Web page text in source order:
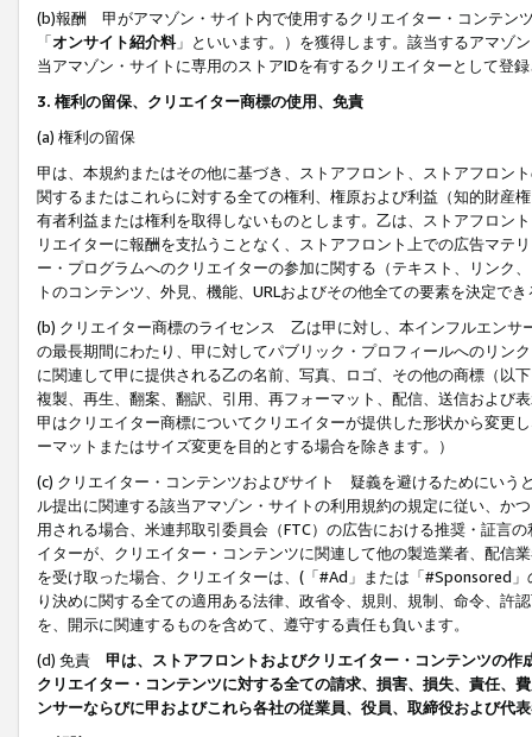
(b)報酬 甲がアマゾン・サイト内で使用するクリエイター・コンテン
「オンサイト紹介料」といいます。）を獲得します。該当するアマゾ
当アマゾン・サイトに専用のストアIDを有するクリエイターとして登
3. 権利の留保、クリエイター商標の使用、免責
(a) 権利の留保
甲は、本規約またはその他に基づき、ストアフロント、ストアフロン
関するまたはこれらに対する全ての権利、権原および利益（知的財産
有者利益または権利を取得しないものとします。乙は、ストアフロン
リエイターに報酬を支払うことなく、ストアフロント上での広告マテ
ー・プログラムへのクリエイターの参加に関する（テキスト、リンク
トのコンテンツ、外見、機能、URLおよびその他全ての要素を決定で
(b) クリエイター商標のライセンス 乙は甲に対し、本インフルエンサ
の最長期間にわたり、甲に対してパブリック・プロフィールへのリン
に関連して甲に提供される乙の名前、写真、ロゴ、その他の商標（以
複製、再生、翻案、翻訳、引用、再フォーマット、配信、送信および
甲はクリエイター商標についてクリエイターが提供した形状から変更
ーマットまたはサイズ変更を目的とする場合を除きます。）
(c) クリエイター・コンテンツおよびサイト 疑義を避けるためにいう
ル提出に関連する該当アマゾン・サイトの利用規約の規定に従い、か
用される場合、米連邦取引委員会（FTC）の広告における推奨・証言
イターが、クリエイター・コンテンツに関連して他の製造業者、配信
を受け取った場合、クリエイターは、(「#Ad」または「#Sponsored
り決めに関する全ての適用ある法律、政省令、規則、規制、命令、許
を、開示に関連するものを含めて、遵守する責任も負います。
(d) 免責 甲は、ストアフロントおよびクリエイター・コンテンツの
クリエイター・コンテンツに対する全ての請求、損害、損失、責任、
ンサーならびに甲およびこれら各社の従業員、役員、取締役および代